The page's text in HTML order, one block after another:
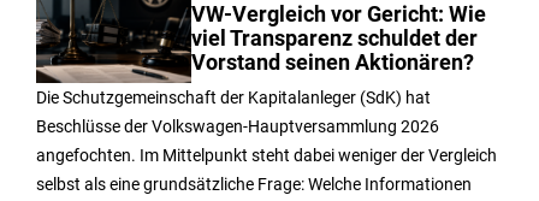
VW-Vergleich vor Gericht: Wie
viel Transparenz schuldet der
Vorstand seinen Aktionären?
Die Schutzgemeinschaft der Kapitalanleger (SdK) hat
Beschlüsse der Volkswagen-Hauptversammlung 2026
angefochten. Im Mittelpunkt steht dabei weniger der Vergleich
selbst als eine grundsätzliche Frage: Welche Informationen